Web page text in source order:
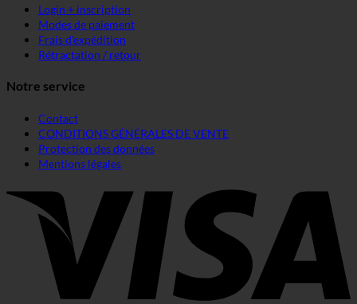
Login + inscription
Modes de paiement
Frais d'expédition
Rétractation / retour
Notre service
Contact
CONDITIONS GÉNÉRALES DE VENTE
Protection des données
Mentions légales